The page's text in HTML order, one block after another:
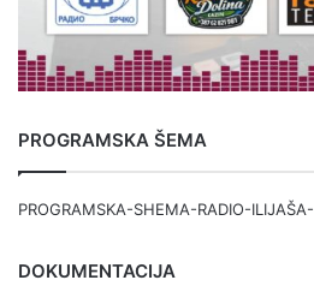
PROGRAMSKA ŠEMA
PROGRAMSKA-SHEMA-RADIO-ILIJAŠA-
DOKUMENTACIJA